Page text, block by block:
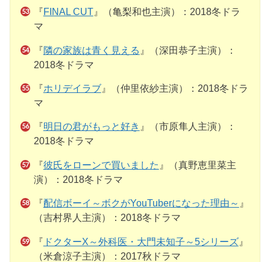
『FINAL CUT』（亀梨和也主演）：2018冬ドラ
マ
『隣の家族は青く見える 』（深田恭子主演）：
2018冬ドラマ
『ホリデイラブ』（仲里依紗主演）：2018冬ドラ
マ
『 明日の君がもっと好き 』（市原隼人主演）：
2018冬ドラマ
『彼氏をローンで買いました 』（真野恵里菜主
演）：2018冬ドラマ
『 配信ボーイ～ボクがYouTuberになった理由～ 』
（吉村界人主演）：2018冬ドラマ
『 ドクターX～外科医・大門未知子～5シリーズ』
（米倉涼子主演）：2017秋ドラマ